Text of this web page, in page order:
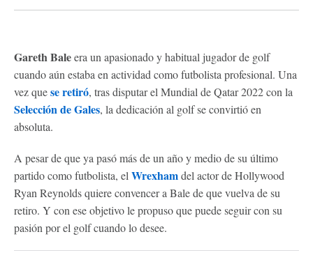
Gareth Baleera un apasionado y habitual jugador de golf
cuando aún estaba en actividad como futbolista profesional. Una
vez quese retiró, tras disputar el Mundial de Qatar 2022 con la
Selección de Gales, la dedicación al golf se convirtió en
absoluta.
A pesar de que ya pasó más de un año y medio de su último
partido como futbolista, el Wrexhamdel actor de Hollywood
Ryan Reynolds quiere convencer a Bale de que vuelva de su
retiro. Y con ese objetivo le propuso que puede seguir con su
pasión por el golf cuando lo desee.